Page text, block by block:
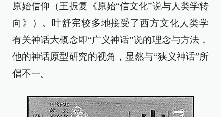
原始信仰（王振复《原始“信文化”说与人类学转
向》）。叶舒宪较多地接受了西方文化人类学
有关神话大概念即“广义神话”说的理念与方法，
他的神话原型研究的视角，显然与“狭义神话”所
倡不一。